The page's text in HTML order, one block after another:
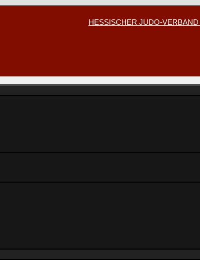
HESSISCHER JUDO-VERBAND